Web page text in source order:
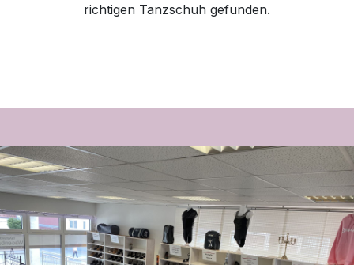
richtigen Tanzschuh gefunden.